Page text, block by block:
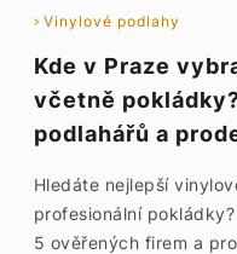
Vinylové podlahy
Kde v Praze
včetně
podlahářů a
Hledáte nejlepší
profesionální
5 ověřených firem a